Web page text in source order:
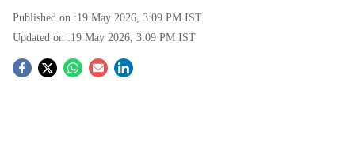
Published on :19 May 2026, 3:09 PM IST
Updated on :19 May 2026, 3:09 PM IST
S